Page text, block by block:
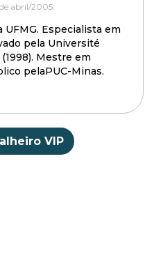
abril/2005.
Especialista em
pela Université
Mestre em
pelaPUC-Minas.
VIP